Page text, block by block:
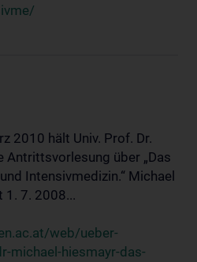
2010 hält Univ. Prof. Dr.
Antrittsvorlesung über „Das
Intensivmedizin.“ Michael
1. 7. 2008...
web/ueber-
michael-hiesmayr-das-